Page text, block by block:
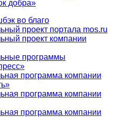
добра»
во благо
проект портала mos.ru
проект компании
программы
программа компании
программа компании
программа компании